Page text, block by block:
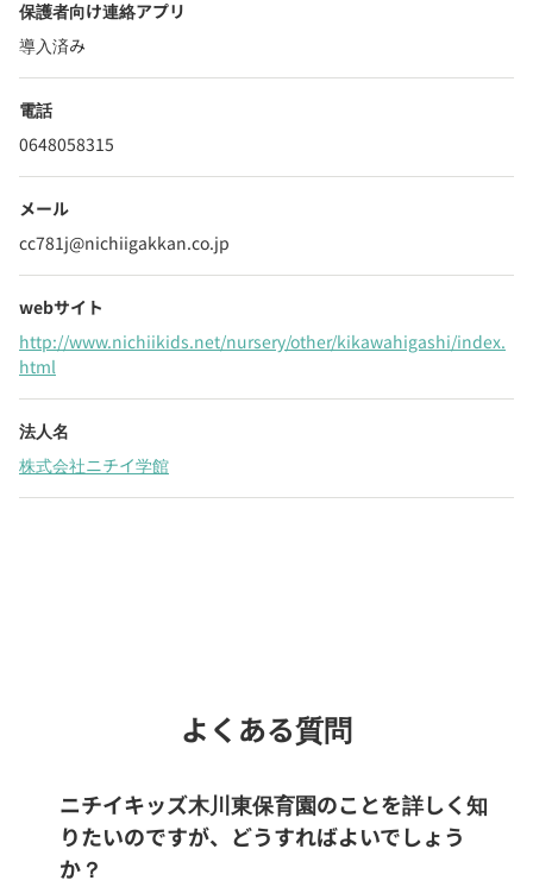
保護者向け連絡アプリ
導入済み
電話
0648058315
メール
cc781j@nichiigakkan.co.jp
webサイト
http://www.nichiikids.net/nursery/other/kikawahigashi/index.
html
法人名
株式会社ニチイ学館
よくある質問
ニチイキッズ木川東保育園のことを詳しく知
りたいのですが、どうすればよいでしょう
か？